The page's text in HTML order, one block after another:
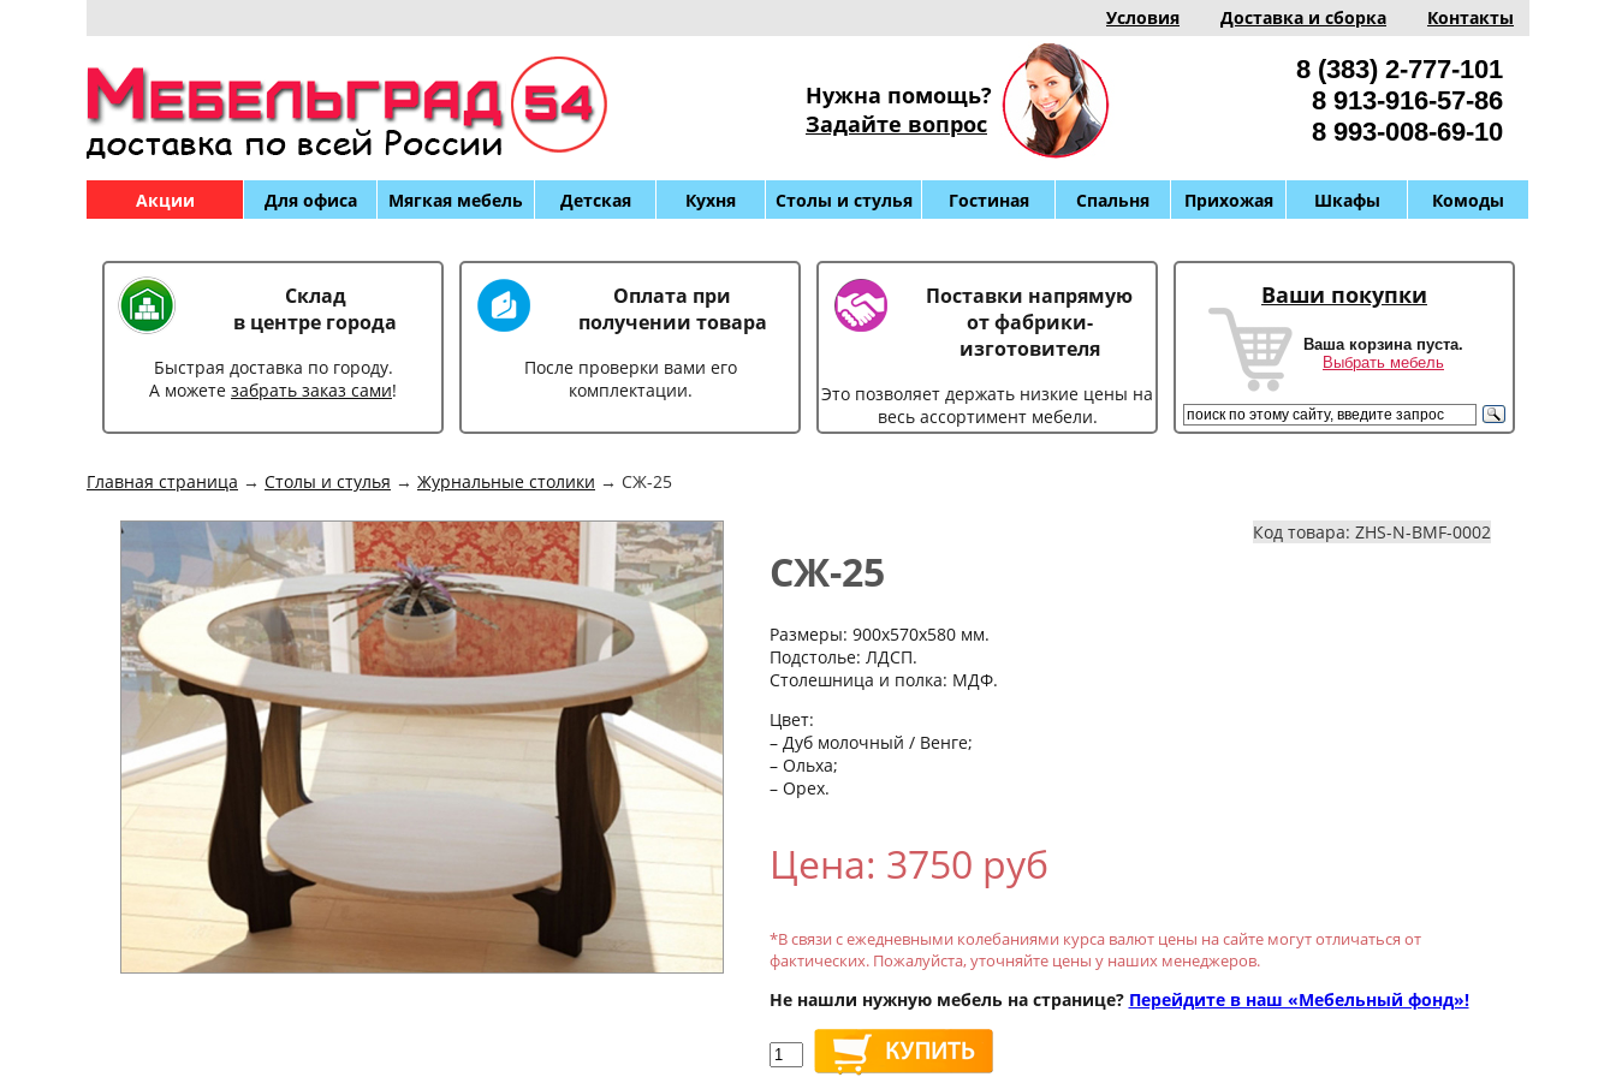
Условия Доставка и сборка Контакты
Нужна помощь?
Задайте вопрос
8 (383) 2-777-101
8 913-916-57-86
8 993-008-69-10
Акции Для офиса Мягкая мебель Детская Кухня Столы и стулья Гостиная Спальня Прихожая Шкафы Комоды
Склад
в центре города
Быстрая доставка по городу.
А можете забрать заказ сами!
Оплата при
получении товара
После проверки вами его
комплектации.
Поставки напрямую
от фабрики-
изготовителя
Это позволяет держать низкие цены на
весь ассортимент мебели.
Ваши покупки
Ваша корзина пуста.
Выбрать мебель
Главная страница → Столы и стулья → Журнальные столики → СЖ-25
Код товара: ZHS-N-BMF-0002
СЖ-25
Размеры: 900x570x580 мм.
Подстолье: ЛДСП.
Столешница и полка: МДФ.
Цвет:
– Дуб молочный / Венге;
– Ольха;
– Орех.
Цена: 3750 руб
*В связи с ежедневными колебаниями курса валют цены на сайте могут отличаться от
фактических. Пожалуйста, уточняйте цены у наших менеджеров.
Не нашли нужную мебель на странице? Перейдите в наш «Мебельный фонд»!